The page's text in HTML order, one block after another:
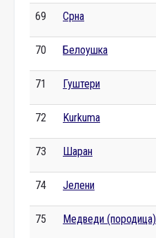
69 Срна
70 Белоушка
71 Гуштери
72 Kurkuma
73 Шаран
74 Јелени
75 Медведи (породица)